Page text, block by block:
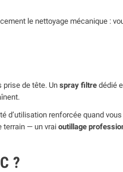
le nettoyage mécanique :
de tête. Un spray filtre dédié
d’utilisation renforcée quand
terrain — un vraioutillage
?